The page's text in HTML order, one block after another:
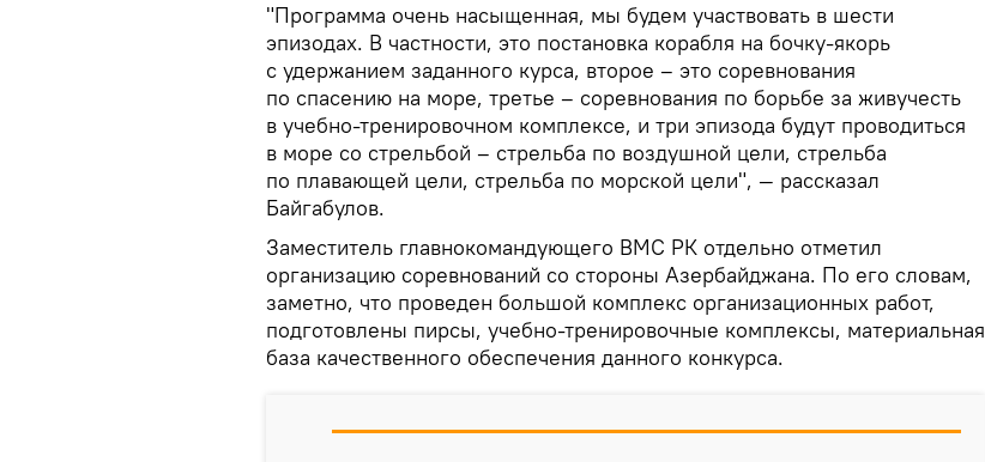
"Программа очень насыщенная, мы будем участвовать в шести
эпизодах. В частности, это постановка корабля на бочку-якорь
с удержанием заданного курса, второе – это соревнования
по спасению на море, третье – соревнования по борьбе за живучесть
в учебно-тренировочном комплексе, и три эпизода будут проводиться
в море со стрельбой – стрельба по воздушной цели, стрельба
по плавающей цели, стрельба по морской цели", — рассказал
Байгабулов.
Заместитель главнокомандующего ВМС РК отдельно отметил
организацию соревнований со стороны Азербайджана. По его словам,
заметно, что проведен большой комплекс организационных работ,
подготовлены пирсы, учебно-тренировочные комплексы, материальная
база качественного обеспечения данного конкурса.